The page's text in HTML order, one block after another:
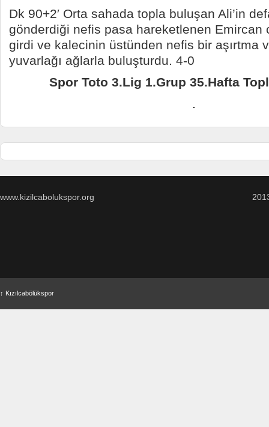
Dk 90+2′ Orta sahada topla buluşan Ali’in
gönderdiği nefis pasa hareketlenen Emircan
girdi ve kalecinin üstünden nefis bir aşırtma
yuvarlağı ağlarla buluşturdu. 4-0
Spor Toto 3.Lig 1.Grup 35.Hafta
www.kizilcabolukspor.org
↑ Kızılcabölükspor